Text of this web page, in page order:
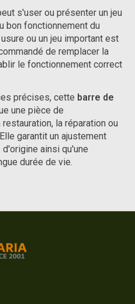
s'user ou présenter un jeu
bon fonctionnement du
ou un jeu important est
de remplacer la
le fonctionnement correct
précises, cette barre de
une pièce de
la réparation ou
garantit un ajustement
ainsi qu'une
durée de vie.